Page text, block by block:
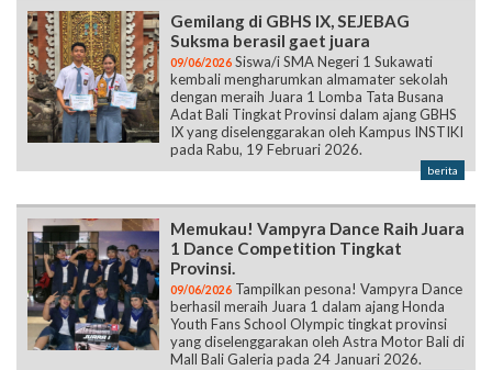
Gemilang di GBHS IX, SEJEBAG
Suksma berasil gaet juara
09/06/2026 Siswa/i SMA Negeri 1 Sukawati
kembali mengharumkan almamater sekolah
dengan meraih Juara 1 Lomba Tata Busana
Adat Bali Tingkat Provinsi dalam ajang GBHS
IX yang diselenggarakan oleh Kampus INSTIKI
pada Rabu, 19 Februari 2026.
berita
Memukau! Vampyra Dance Raih Juara
1 Dance Competition Tingkat
Provinsi.
09/06/2026 Tampilkan pesona! Vampyra Dance
berhasil meraih Juara 1 dalam ajang Honda
Youth Fans School Olympic tingkat provinsi
yang diselenggarakan oleh Astra Motor Bali di
Mall Bali Galeria pada 24 Januari 2026.